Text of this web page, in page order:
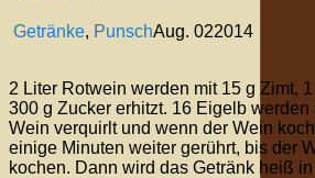
Getränke, PunschAug. 022014
2 Liter Rotwein werden mit 15 g Zimt,
300 g Zucker erhitzt. 16 Eigelb werden
Wein verquirlt und wenn der Wein
einige Minuten weiter gerührt, bis der
kochen. Dann wird das Getränk heiß